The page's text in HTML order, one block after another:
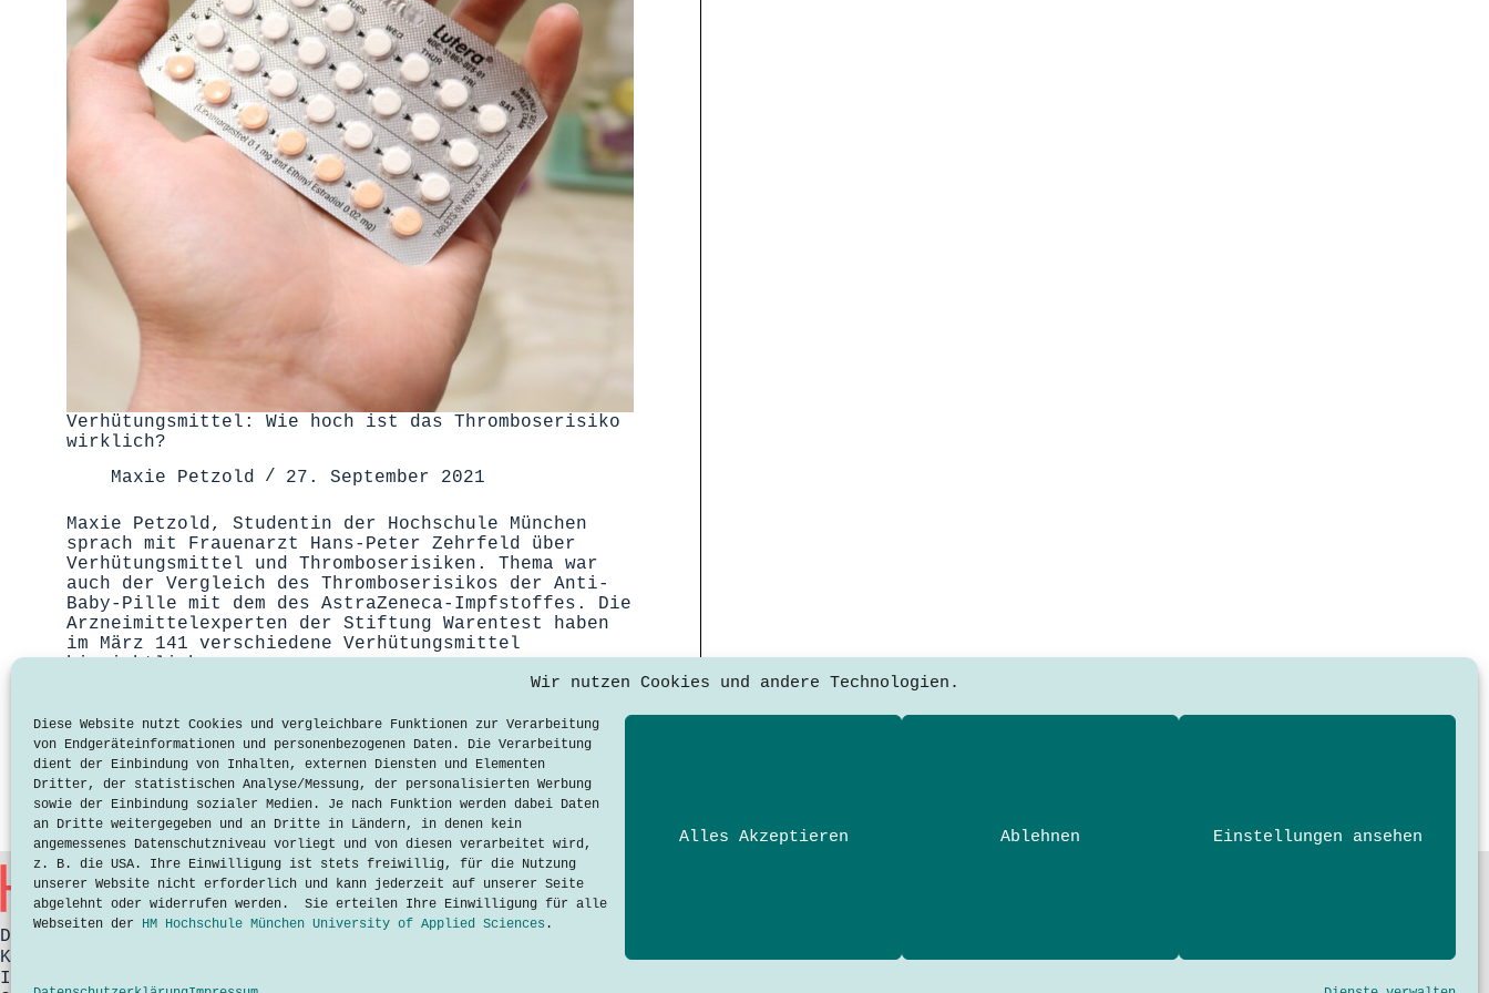
Wir nutzen Cookies und andere Technologien.
Diese Website nutzt Cookies und vergleichbare Funktionen zur Verarbeitung
von Endgeräteinformationen und personenbezogenen Daten. Die Verarbeitung
dient der Einbindung von Inhalten, externen Diensten und Elementen
Dritter, der statistischen Analyse/Messung, der personalisierten Werbung
sowie der Einbindung sozialer Medien. Je nach Funktion werden dabei Daten
an Dritte weitergegeben und an Dritte in Ländern, in denen kein
angemessenes Datenschutzniveau vorliegt und von diesen verarbeitet wird,
z. B. die USA. Ihre Einwilligung ist stets freiwillig, für die Nutzung
unserer Website nicht erforderlich und kann jederzeit auf unserer Seite
abgelehnt oder widerrufen werden. Sie erteilen Ihre Einwilligung für alle
Webseiten der HM Hochschule München University of Applied Sciences .
Alles Akzeptieren Ablehnen Einstellungen ansehen
Verhütungsmittel: Wie hoch ist das Thromboserisiko
wirklich?
Maxie Petzold
27. September 2021
Maxie Petzold, Studentin der Hochschule München
sprach mit Frauenarzt Hans-Peter Zehrfeld über
Verhütungsmittel und Thromboserisiken. Thema war
auch der Vergleich des Thromboserisikos der Anti-
Baby-Pille mit dem des AstraZeneca-Impfstoffes. Die
Arzneimittelexperten der Stiftung Warentest haben
im März 141 verschiedene Verhütungsmittel
Wie
hoch
ist
das
Thromboserisiko
wirklich?
Datenschutzerklärung
Kontakt
Impressum
Hochschule München